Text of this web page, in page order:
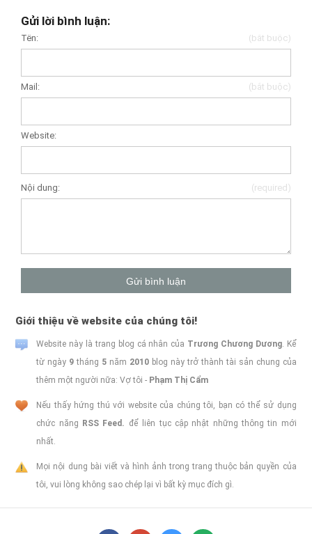
Gửi lời bình luận:
Tên: (bắt buộc)
Mail: (bắt buộc)
Website:
Nội dung: (required)
Giới thiệu về website của chúng tôi!
Website này là trang blog cá nhân của Trương Chương Dương. Kể
từ ngày 9 tháng 5 năm 2010 blog này trở thành tài sản chung của
thêm một người nữa: Vợ tôi - Phạm Thị Cẩm
Nếu thấy hứng thú với website của chúng tôi, bạn có thể sử dụng
chức năng RSS Feed. để liên tục cập nhật những thông tin mới
nhất.
Mọi nội dung bài viết và hình ảnh trong trang thuộc bản quyền của
tôi, vui lòng không sao chép lại vì bất kỳ mục đích gì.